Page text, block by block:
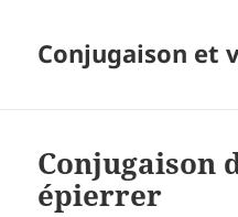
Conjugaison et
Conjugaison
épierrer